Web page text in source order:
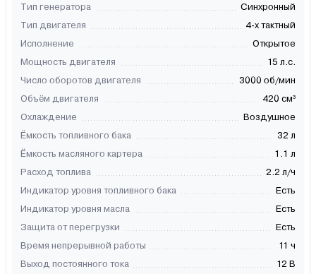
Тип генератора
Синхронный
Тип двигателя
4-х тактный
Исполнение
Открытое
Мощность двигателя
15 л.с.
Число оборотов двигателя
3000 об/мин
Объём двигателя
420 см³
Охлаждение
Воздушное
Ёмкость топливного бака
32 л
Ёмкость масляного картера
1.1 л
Расход топлива
2.2 л/ч
Индикатор уровня топливного бака
Есть
Индикатор уровня масла
Есть
Защита от перегрузки
Есть
Время непрерывной работы
11 ч
Выход постоянного тока
12 В